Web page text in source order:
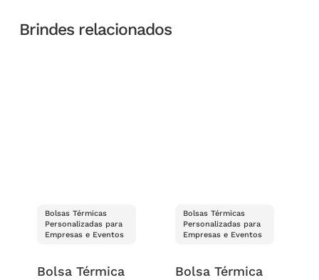
Brindes relacionados
Bolsas Térmicas
Personalizadas para
Empresas e Eventos
Bolsa Térmica
Bolsas Térmicas
Personalizadas para
Empresas e Eventos
Bolsa Térmica